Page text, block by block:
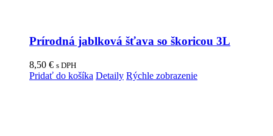
Prírodná jablková šťava so škoricou 3L
8,50 € s DPH
Pridať do košíka Detaily Rýchle zobrazenie